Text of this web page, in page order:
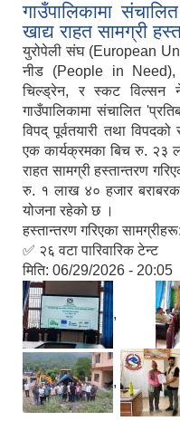
गाउँपालिकामा संचालित
खाद्य राहत सामग्री
युरोपेली संघ (European
नीड (People in Need),
चिल्ड्रेन, र स्कट विल्सन
गाउँपालिकामा संचालित
विपद् पूर्वतयारी तथा
एक कार्यक्रमका बिच रु. २३
राहत सामग्री हस्तान्तरण
रु. १ लाख ४० हजार
योजना रहेको छ ।
हस्तान्तरण गरिएका सामग्रीहरू:
✅ २६ वटा पारिवारिक टेन्ट
मिति: 06/29/2026 - 20:05
,
,